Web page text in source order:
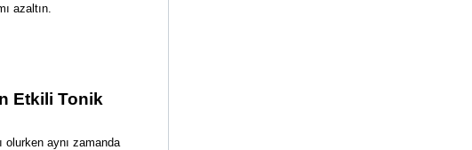
azaltın.
Etkili Tonik
aynı zamanda